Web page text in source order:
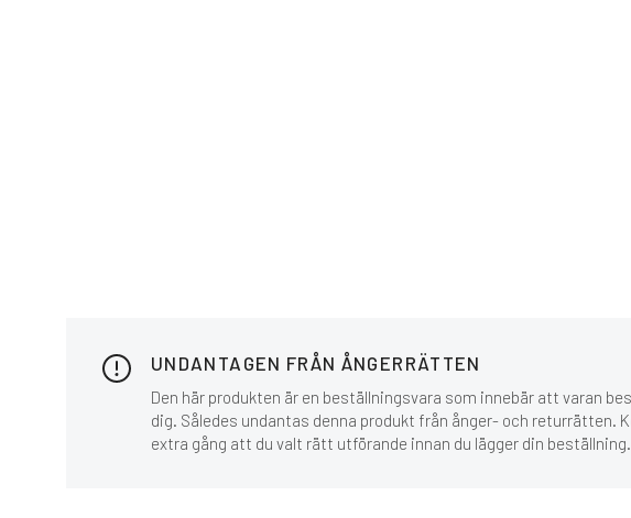
UNDANTAGEN FRÅN ÅNGERRÄTTEN
Den här produkten är en beställningsvara som innebär att varan
dig. Således undantas denna produkt från ånger- och returrätten.
extra gång att du valt rätt utförande innan du lägger din beställning.